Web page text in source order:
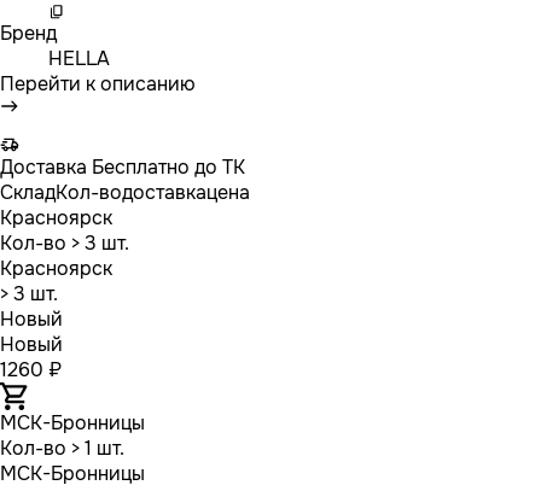
Бренд
HELLA
Перейти к описанию
Доставка Бесплатно до ТК
СкладКол-водоставкацена
Красноярск
Кол-во > 3 шт.
Красноярск
> 3 шт.
Новый
Новый
1260 ₽
МСК-Бронницы
Кол-во > 1 шт.
МСК-Бронницы